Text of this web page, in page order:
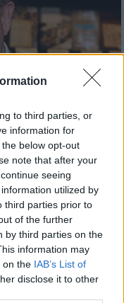
to third parties, or
information for
below opt-out
note that after your
seeing
utilized by
third parties prior to
of the further
by third parties on the
information may
on the IAB’s List of
disclose it to other
«Σατανικών
επίθεση
εκδόσεις
του
της Amazon